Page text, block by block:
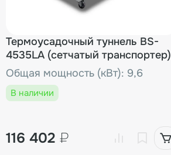
Термоусадочный туннель BS-
4535LA (сетчатый транспортер)
Общая мощность (кВт): 9,6
В наличии
116 402 ₽